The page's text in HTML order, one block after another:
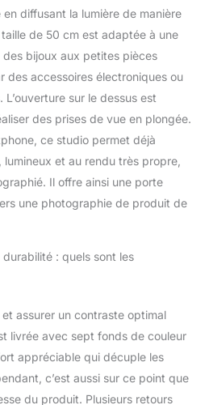
diffusant la lumière de manière
de 50 cm est adaptée à une
bijoux aux petites pièces
des accessoires électroniques ou
sur le dessus est
des prises de vue en plongée.
ce studio permet déjà
et au rendu très propre,
Il offre ainsi une porte
une photographie de produit de
: quels sont les
assurer un contraste optimal
livrée avec sept fonds de couleur
appréciable qui décuple les
c’est aussi sur ce point que
du produit. Plusieurs retours